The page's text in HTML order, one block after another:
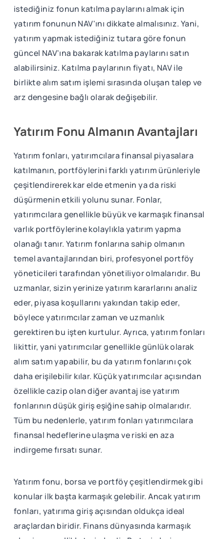
istediğiniz fonun katılma paylarını almak için
yatırım fonunun NAV'ını dikkate almalısınız. Yani,
yatırım yapmak istediğiniz tutara göre fonun
güncel NAV'ına bakarak katılma paylarını satın
alabilirsiniz. Katılma paylarının fiyatı, NAV ile
birlikte alım satım işlemi sırasında oluşan talep ve
arz dengesine bağlı olarak değişebilir.
Yatırım Fonu Almanın Avantajları
Yatırım fonları, yatırımcılara finansal piyasalara
katılmanın, portföylerini farklı yatırım ürünleriyle
çeşitlendirerek kar elde etmenin ya da riski
düşürmenin etkili yolunu sunar. Fonlar,
yatırımcılara genellikle büyük ve karmaşık finansal
varlık portföylerine kolaylıkla yatırım yapma
olanağı tanır. Yatırım fonlarına sahip olmanın
temel avantajlarından biri, profesyonel portföy
yöneticileri tarafından yönetiliyor olmalarıdır. Bu
uzmanlar, sizin yerinize yatırım kararlarını analiz
eder, piyasa koşullarını yakından takip eder,
böylece yatırımcılar zaman ve uzmanlık
gerektiren bu işten kurtulur. Ayrıca, yatırım fonları
likittir, yani yatırımcılar genellikle günlük olarak
alım satım yapabilir, bu da yatırım fonlarını çok
daha erişilebilir kılar. Küçük yatırımcılar açısından
özellikle cazip olan diğer avantaj ise yatırım
fonlarının düşük giriş eşiğine sahip olmalarıdır.
Tüm bu nedenlerle, yatırım fonları yatırımcılara
finansal hedeflerine ulaşma ve riski en aza
indirgeme fırsatı sunar.
Yatırım fonu, borsa ve portföy çeşitlendirmek gibi
konular ilk başta karmaşık gelebilir. Ancak yatırım
fonları, yatırıma giriş açısından oldukça ideal
araçlardan biridir. Finans dünyasında karmaşık